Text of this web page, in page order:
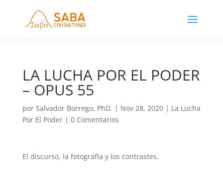
LA LUCHA POR EL PODER
– OPUS 55
por Salvador Borrego, PhD. | Nov 28, 2020| La Lucha
Por El Poder| 0 Comentarios
El discurso, la fotografía y los contrastes.